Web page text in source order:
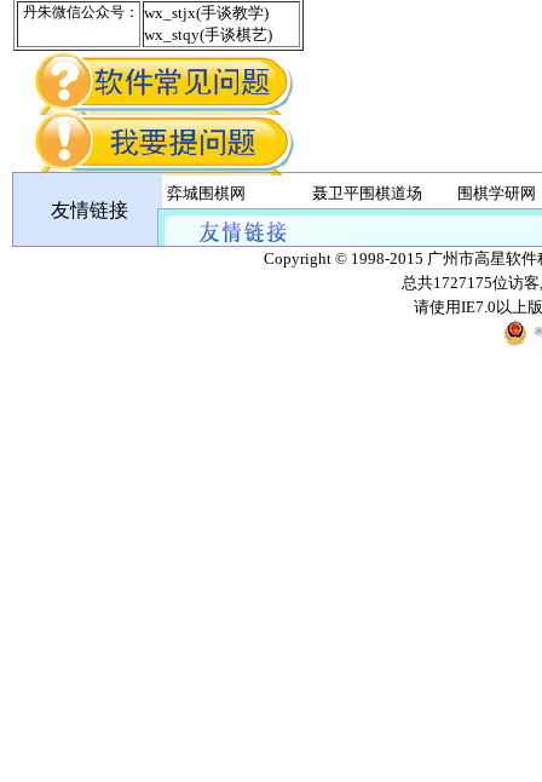
丹朱微信公众号：
wx_stjx(手谈教学)
wx_stqy(手谈棋艺)
友情链接
弈城围棋网 聂卫平围棋道场
围棋学研网
丹朱棋战队
无忧围棋
Copyright © 1998-2015 广州市高星软
总共1727175位访
请使用IE7.0以上